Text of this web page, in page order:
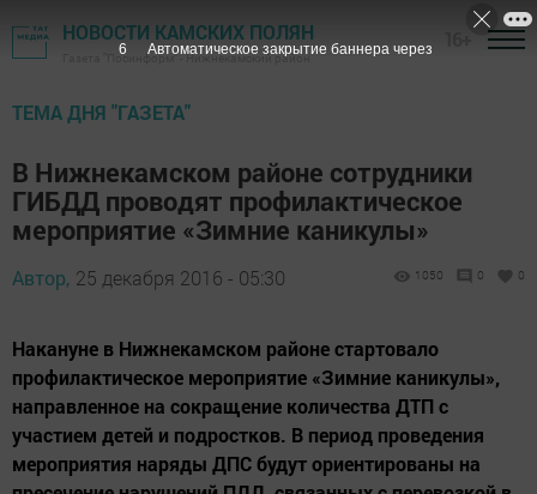
НОВОСТИ КАМСКИХ ПОЛЯН
Газета "Посинформ" - Нижнекамский район
ТЕМА ДНЯ "ГАЗЕТА"
В Нижнекамском районе сотрудники
ГИБДД проводят профилактическое
мероприятие «Зимние каникулы»
Автор, 25 декабря 2016 - 05:30 1050 0 0
Накануне в Нижнекамском районе стартовало
профилактическое мероприятие «Зимние каникулы»,
направленное на сокращение количества ДТП с
участием детей и подростков. В период проведения
мероприятия наряды ДПС будут ориентированы на
5 Автоматическое закрытие баннера через